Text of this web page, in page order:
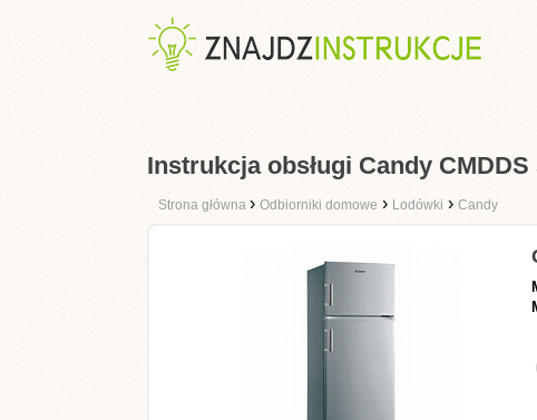
Instrukcja obsługi Candy CMDDS
Strona główna › Odbiorniki domowe › Lodówki › Candy